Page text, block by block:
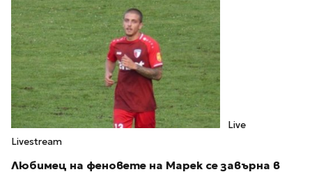
Live
Livestream
Любимец на феновете на Марек се завърна в